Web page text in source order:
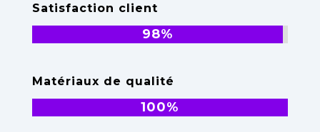
Satisfaction client
98%
98%
Matériaux de qualité
100%
100%